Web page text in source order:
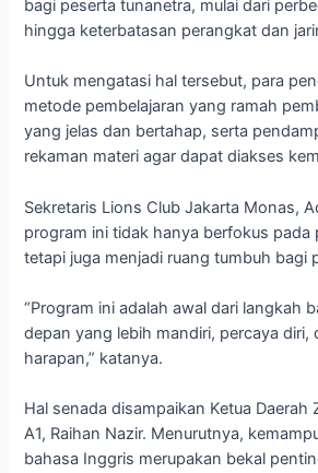
bagi peserta tunanetra, mulai dari
hingga keterbatasan perangkat dan
Untuk mengatasi hal tersebut, para
metode pembelajaran yang ramah
yang jelas dan bertahap, serta
rekaman materi agar dapat diakses
Sekretaris Lions Club Jakarta Monas,
program ini tidak hanya berfokus pada
tetapi juga menjadi ruang tumbuh bagi
“Program ini adalah awal dari langkah
depan yang lebih mandiri, percaya diri,
harapan,” katanya.
Hal senada disampaikan Ketua Daerah
A1, Raihan Nazir. Menurutnya,
bahasa Inggris merupakan bekal